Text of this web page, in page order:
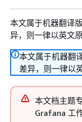
本文属于机器翻译
异，则一律以英文原
本文属于机器翻
差异，则一律以
本文档主题
Grafana 工